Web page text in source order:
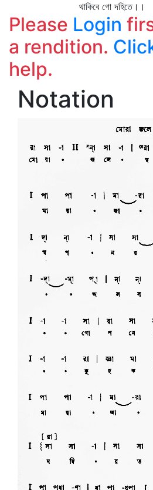
থাকিবে গো দহিতে।।
Please Login
a rendition.
help.
Notation